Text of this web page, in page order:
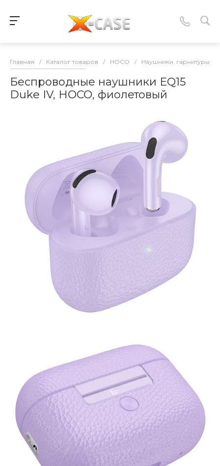
Главная / Каталог товаров / HOCO / Наушники, гарнитуры,
Беспроводные наушники EQ15
Duke IV, HOCO, фиолетовый